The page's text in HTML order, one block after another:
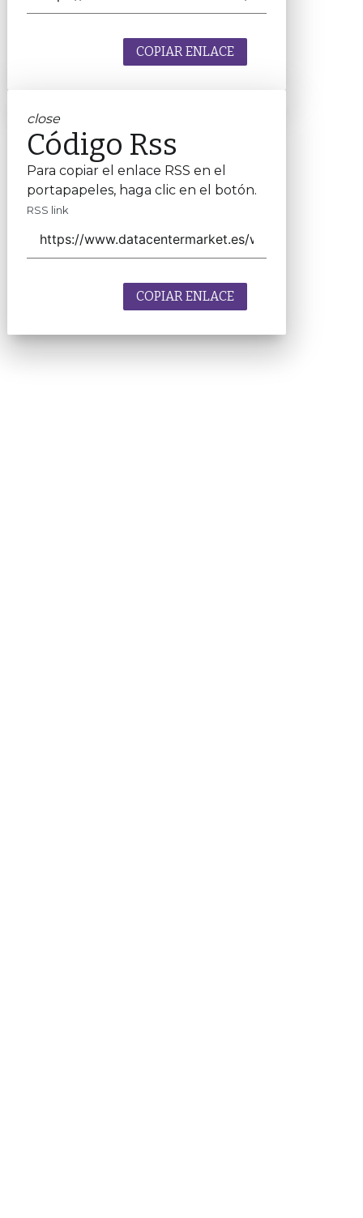
COPIAR ENLACE
close
Código Rss
Para copiar el enlace RSS en el
portapapeles, haga clic en el botón.
RSS link
COPIAR ENLACE